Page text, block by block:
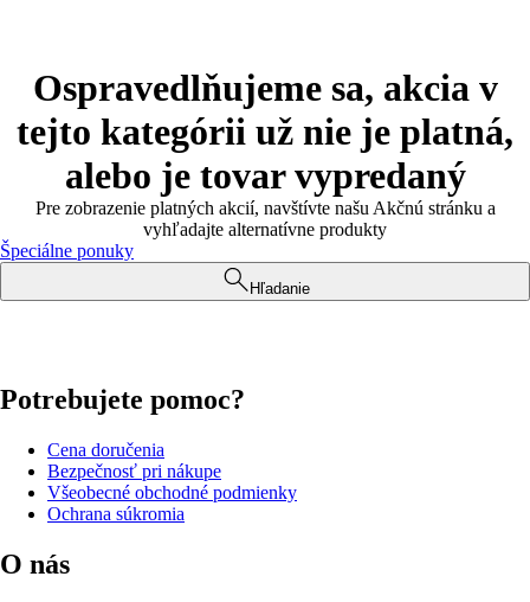
Ospravedlňujeme sa, akcia v
tejto kategórii už nie je platná,
alebo je tovar vypredaný
Pre zobrazenie platných akcií, navštívte našu Akčnú stránku a
vyhľadajte alternatívne produkty
Špeciálne ponuky
Hľadanie
Potrebujete pomoc?
Cena doručenia
Bezpečnosť pri nákupe
Všeobecné obchodné podmienky
Ochrana súkromia
O nás